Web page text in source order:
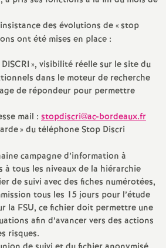
m
e
n
t
s
d
e
S
des évolutions de «stop
ont été mises en place :
», visibilité réelle sur le site du
dans le moteur de recherche
de répondeur pour permettre
mail : stopdiscri@ac-bordeaux.fr
» du téléphone Stop Discri
campagne d’information à
à tous les niveaux de la hiérarchie
de suivi avec des fiches numérotées,
tous les 15 jours pour l’étude
la FSU, ce fichier doit permettre une
afin d’avancer vers des actions
risques.